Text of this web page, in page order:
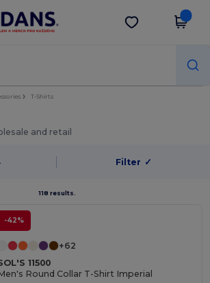
Wordans
aplikaci!
Stáhnout app
T-Shirts
and retail
Filter ✓
118 results.
-42%
+62
11500
Round Collar T-Shirt Imperial